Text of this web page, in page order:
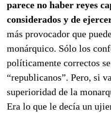
parece no haber reyes
considerados y de
más provocador que
monárquico. Sólo los
políticamente correctos
“republicanos”. Pero, si
superioridad de la
Era lo que le decía un